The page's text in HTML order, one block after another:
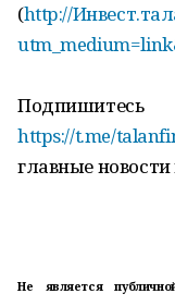
(http://
https://t.me/
главные
Не является